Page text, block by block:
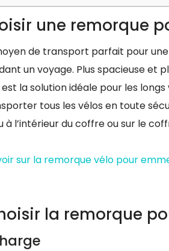
une remorque
de transport parfait pour
un voyage. Plus spacieuse et
la solution idéale pour les
tous les vélos en toute
à l’intérieur du coffre ou sur le
sur la remorque vélo pour
la remorque